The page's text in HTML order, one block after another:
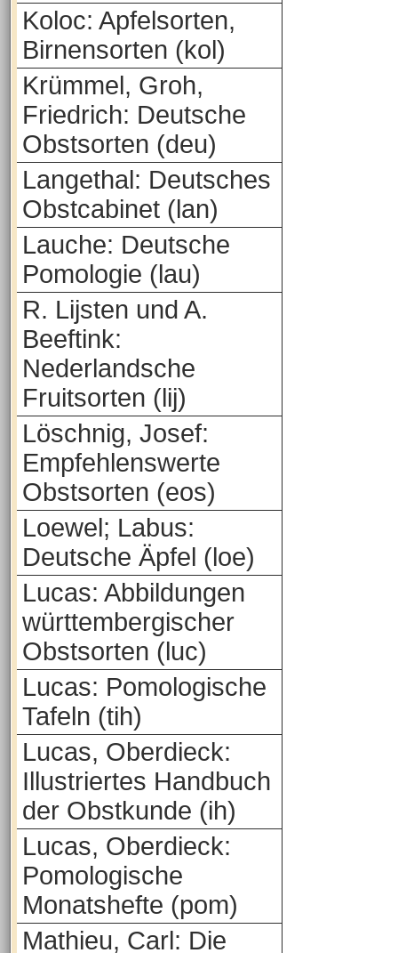
Koloc: Apfelsorten,
Birnensorten (kol)
Krümmel, Groh,
Friedrich: Deutsche
Obstsorten (deu)
Langethal: Deutsches
Obstcabinet (lan)
Lauche: Deutsche
Pomologie (lau)
R. Lijsten und A.
Beeftink:
Nederlandsche
Fruitsorten (lij)
Löschnig, Josef:
Empfehlenswerte
Obstsorten (eos)
Loewel; Labus:
Deutsche Äpfel (loe)
Lucas: Abbildungen
württembergischer
Obstsorten (luc)
Lucas: Pomologische
Tafeln (tih)
Lucas, Oberdieck:
Illustriertes Handbuch
der Obstkunde (ih)
Lucas, Oberdieck:
Pomologische
Monatshefte (pom)
Mathieu, Carl: Die